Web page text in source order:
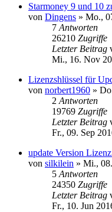
Starmoney 9 und 10
von Dingens » Mo.,
7 Antworten
26210 Zugriffe
Letzter Beitrag
Mi., 16. Nov
Lizenzshlüssel für
von norbert1960 »
2 Antworten
19769 Zugriffe
Letzter Beitrag
Fr., 09. Sep
update Version
von silkilein » Mi.,
5 Antworten
24350 Zugriffe
Letzter Beitrag
Fr., 10. Jun